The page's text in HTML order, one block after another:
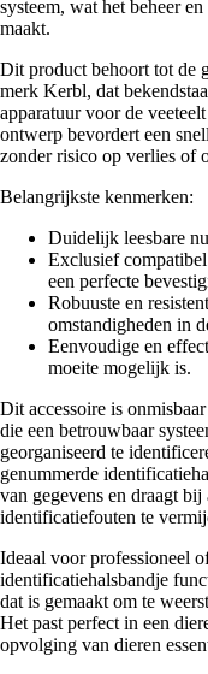
systeem, wat het beheer
maakt.
Dit product behoort tot de
merk Kerbl, dat
apparatuur voor de
ontwerp bevordert een
zonder risico op verlies of
Belangrijkste kenmerken:
Duidelijk leesbare
Exclusief
een perfecte
Robuuste en
omstandigheden in
Eenvoudige en
moeite mogelijk is.
Dit accessoire is
die een betrouwbaar
georganiseerd te
genummerde
van gegevens en draagt
identificatiefouten te
Ideaal voor professioneel
identificatiehalsbandje
dat is gemaakt om te
Het past perfect in een
opvolging van dieren